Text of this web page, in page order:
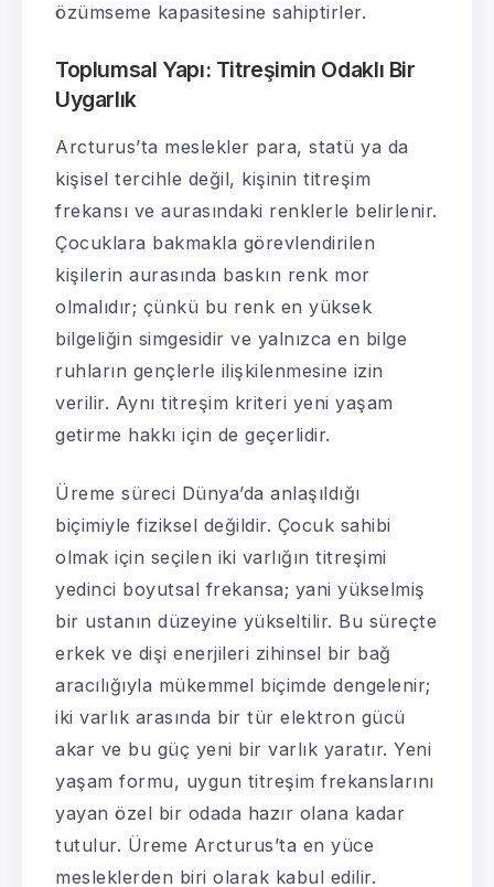
özümseme kapasitesine sahiptirler.
Toplumsal Yapı: Titreşimin Odaklı Bir
Uygarlık
Arcturus’ta meslekler para, statü ya da
kişisel tercihle değil, kişinin titreşim
frekansı ve aurasındaki renklerle belirlenir.
Çocuklara bakmakla görevlendirilen
kişilerin aurasında baskın renk mor
olmalıdır; çünkü bu renk en yüksek
bilgeliğin simgesidir ve yalnızca en bilge
ruhların gençlerle ilişkilenmesine izin
verilir. Aynı titreşim kriteri yeni yaşam
getirme hakkı için de geçerlidir.
Üreme süreci Dünya’da anlaşıldığı
biçimiyle fiziksel değildir. Çocuk sahibi
olmak için seçilen iki varlığın titreşimi
yedinci boyutsal frekansa; yani yükselmiş
bir ustanın düzeyine yükseltilir. Bu süreçte
erkek ve dişi enerjileri zihinsel bir bağ
aracılığıyla mükemmel biçimde dengelenir;
iki varlık arasında bir tür elektron gücü
akar ve bu güç yeni bir varlık yaratır. Yeni
yaşam formu, uygun titreşim frekanslarını
yayan özel bir odada hazır olana kadar
tutulur. Üreme Arcturus’ta en yüce
mesleklerden biri olarak kabul edilir.